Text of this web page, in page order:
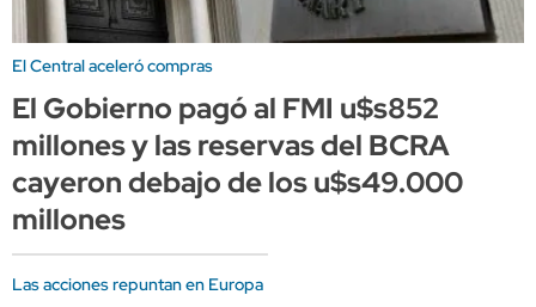
El Central aceleró compras
El Gobierno pagó al FMI u$s852
millones y las reservas del BCRA
cayeron debajo de los u$s49.000
millones
Las acciones repuntan en Europa